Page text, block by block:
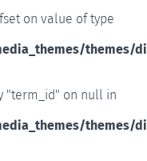
on value of type
themes/
"term_id" on null in
themes/